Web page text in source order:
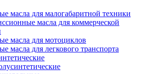
масла для малогабаритной техники
масла для коммерческой
масла для мотоциклов
масла для легкового транспорта